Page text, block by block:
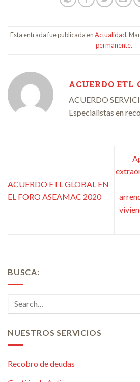
Esta entrada fue publicada enActualidad.
permanente.
ACUERDO ETL
ACUERDO
Especialistas en
ACUERDO ETL GLOBAL EN
EL FORO ASEAMAC 2020
BUSCA:
NUESTROS SERVICIOS
Recobro de deudas